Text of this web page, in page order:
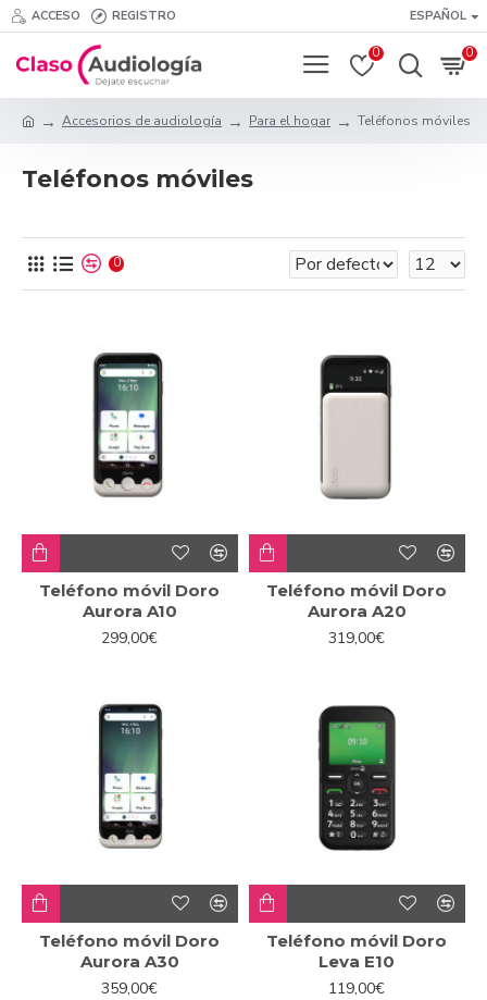
ACCESO REGISTRO ESPAÑOL
0 0
Accesorios de audiología Para el hogar Teléfonos móviles
Teléfonos móviles
0
Teléfono móvil Doro
Aurora A10
299,00€
Teléfono móvil Doro
Aurora A20
319,00€
Teléfono móvil Doro
Aurora A30
359,00€
Teléfono móvil Doro
Leva E10
119,00€